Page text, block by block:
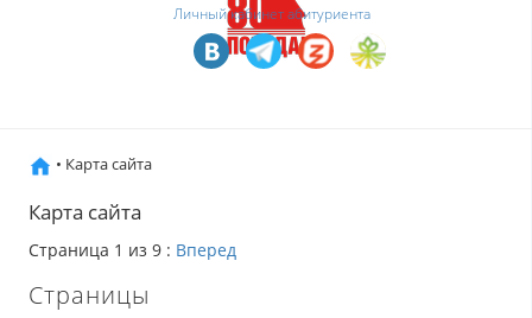
Личный кабинет абитуриента
• Карта сайта
Карта сайта
Страница 1 из 9 : Вперед
Страницы